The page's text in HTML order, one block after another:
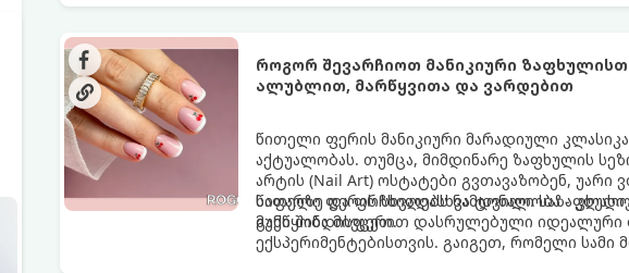
როგორ შევარჩიოთ მანიკიური
ალუბლით, მარწყვითა და ვარდებით
წითელი ფერის მანიკიური მარადიული
აქტუალობას. თუმცა, მიმდინარე ზაფხულის
არტის (Nail Art) ოსტატები გვთავაზობენ, უარი
საფარზე და ფრჩხილებს ნამდვილი
განწყობა მივცეთ.
წითელი ფერის სხვადასხვა ტონალობა -
მუქი შინდისფერით დასრულებული იდეალური
ექსპერიმენტებისთვის. გაიგეთ, რომელი სამი